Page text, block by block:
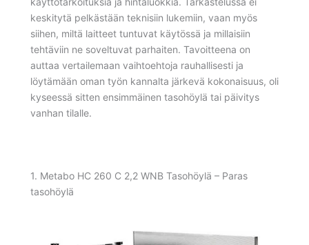
keskitytä pelkästään teknisiin lukemiin, vaan myös
siihen, miltä laitteet tuntuvat käytössä ja millaisiin
tehtäviin ne soveltuvat parhaiten. Tavoitteena on
auttaa vertailemaan vaihtoehtoja rauhallisesti ja
löytämään oman työn kannalta järkevä kokonaisuus, oli
kyseessä sitten ensimmäinen tasohöylä tai päivitys
vanhan tilalle.
1. Metabo HC 260 C 2,2 WNB Tasohöylä – Paras
tasohöylä